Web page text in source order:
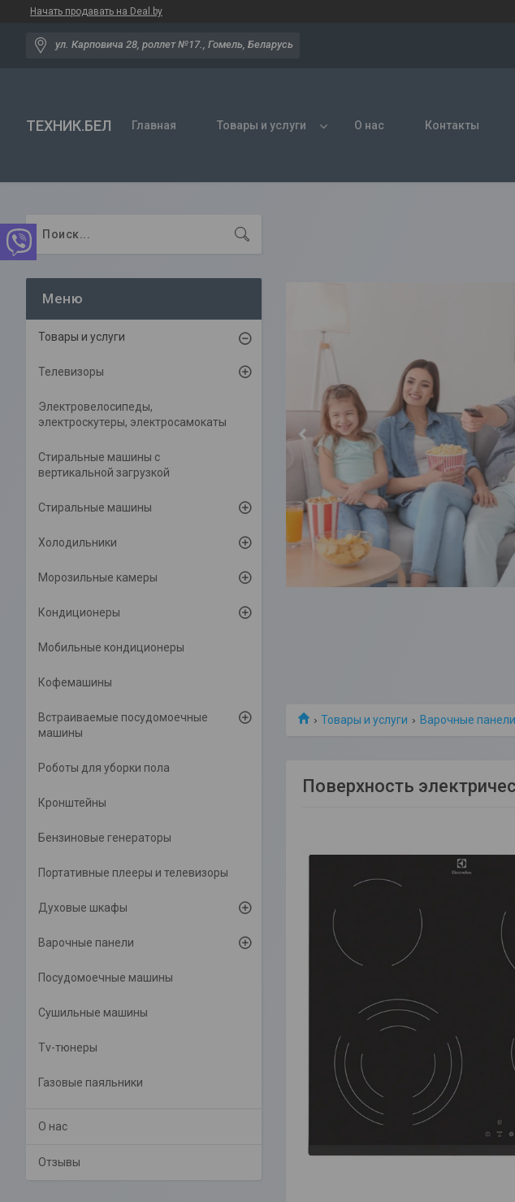
Начать продавать на Deal.by
ул. Карповича 28, роллет №17., Гомель, Беларусь
ТЕХНИК.БЕЛ Главная Товары и услуги О нас Контакты
Товары и услуги Варочные панели
Поверхность
Товары и услуги
Телевизоры
Электровелосипеды,
электроскутеры, электросамокаты
Cтиральные машины с
вертикальной загрузкой
Стиральные машины
Холодильники
Морозильные камеры
Кондиционеры
Мобильные кондиционеры
Кофемашины
Встраиваемые посудомоечные
машины
Роботы для уборки пола
Кронштейны
Бензиновые генераторы
Портативные плееры и телевизоры
Духовые шкафы
Варочные панели
Посудомоечные машины
Сушильные машины
Tv-тюнеры
Газовые паяльники
О нас
Отзывы